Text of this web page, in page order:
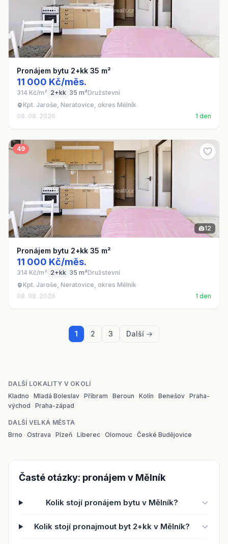
Pronájem bytu 2+kk 35 m²
11 000 Kč/měs.
314 Kč/m² 2+kk 35 m²Družstevní
Kpt. Jaroše, Neratovice, okres Mělník
08. 08. 2026
1 den
49
12
Pronájem bytu 2+kk 35 m²
11 000 Kč/měs.
314 Kč/m² 2+kk 35 m²Družstevní
Kpt. Jaroše, Neratovice, okres Mělník
08. 08. 2026
1 den
1 2 3 Další →
DALŠÍ LOKALITY V OKOLÍ
Kladno · Mladá Boleslav · Příbram · Beroun · Kolín · Benešov · Praha-
východ · Praha-západ
DALŠÍ VELKÁ MĚSTA
Brno · Ostrava · Plzeň · Liberec · Olomouc · České Budějovice
Časté otázky: pronájem v Mělník
Kolik stojí pronájem bytu v Mělník?
Kolik stojí pronajmout byt 2+kk v Mělník?